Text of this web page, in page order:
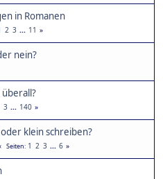
in Romanen
2 3 ... 11
nein?
3 ... 140
klein schreiben?
Seiten 1 2 3 ... 6